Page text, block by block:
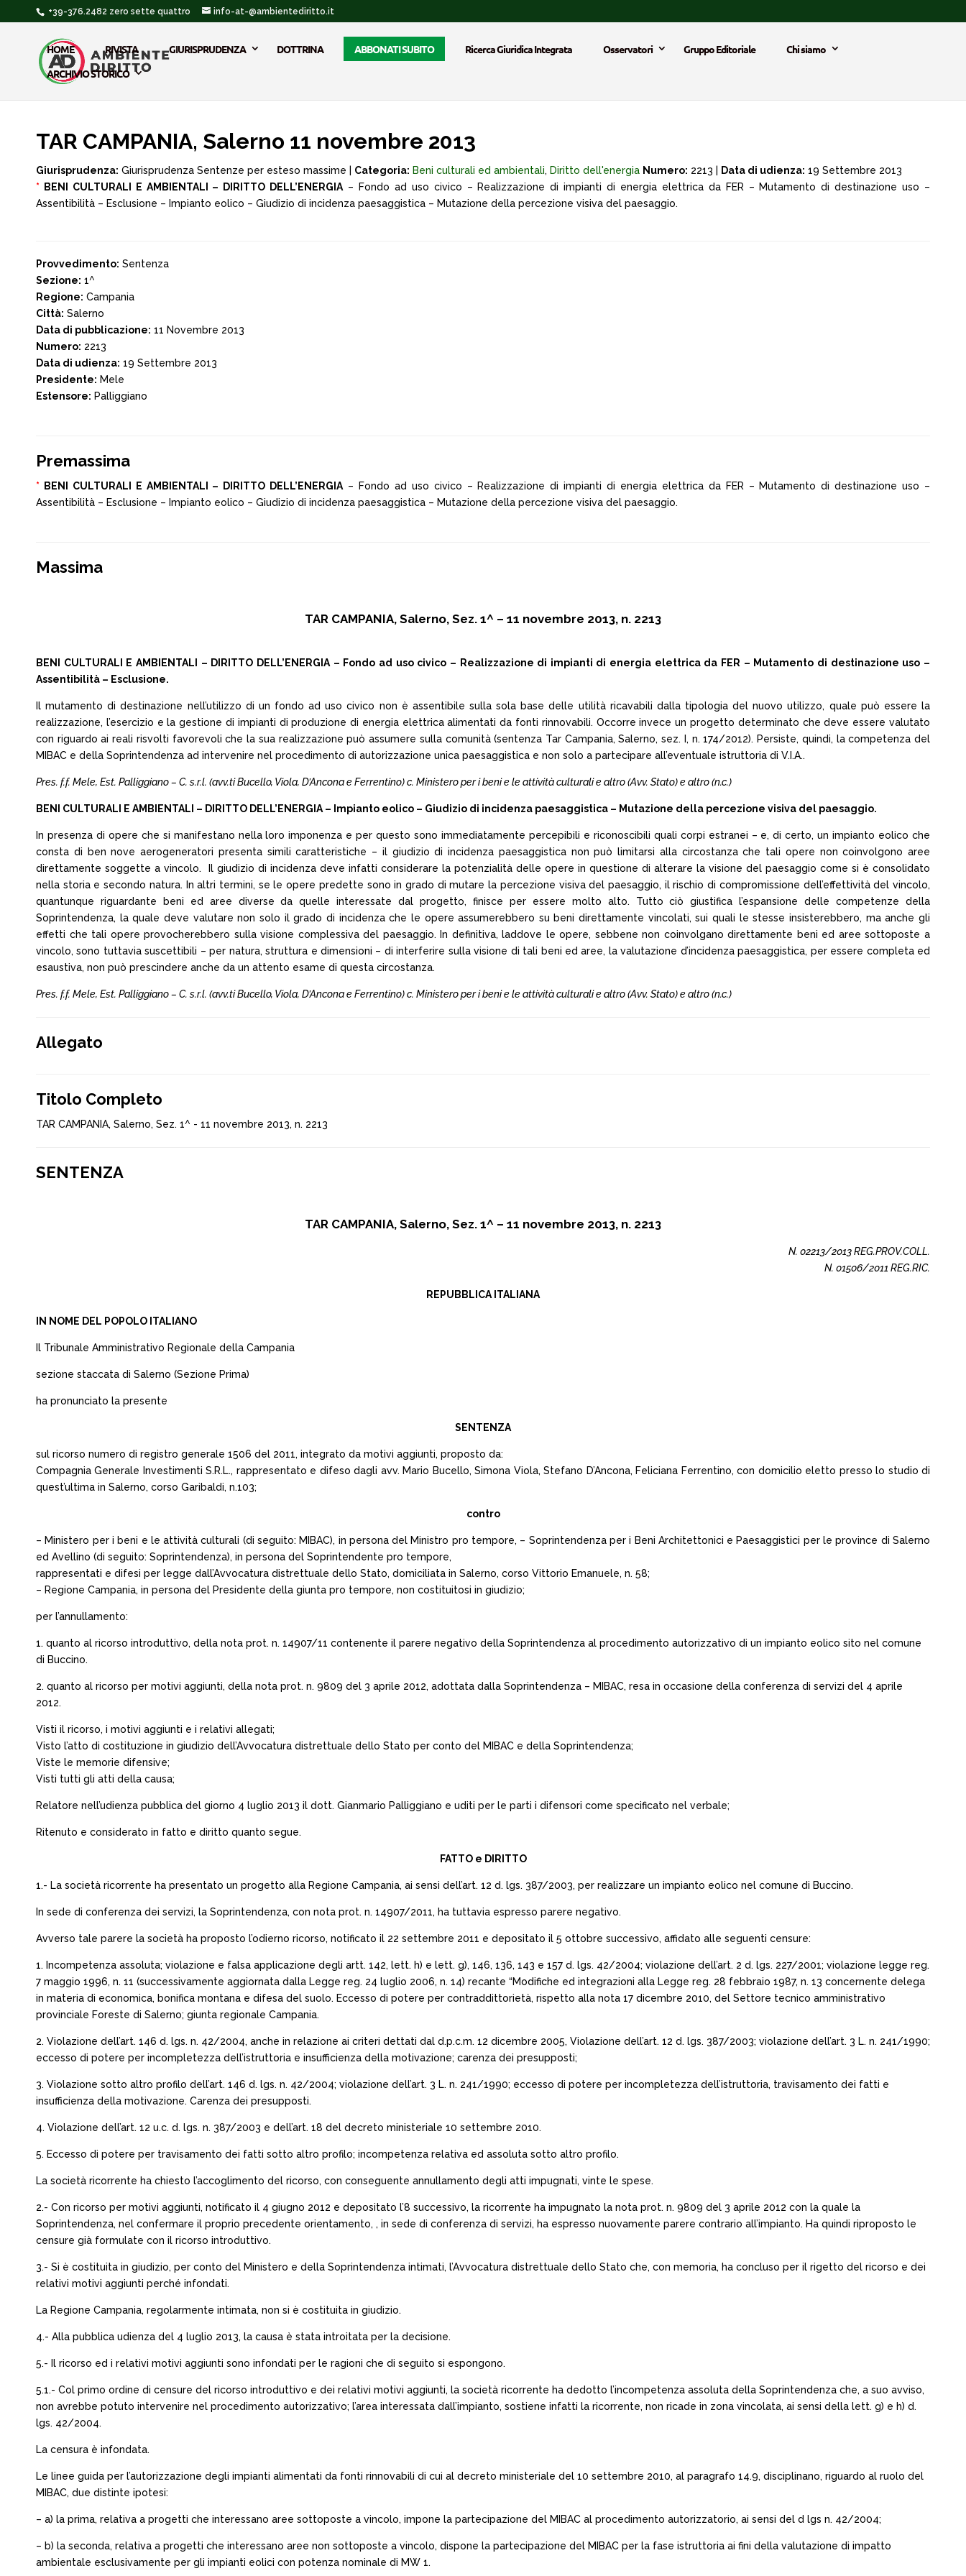
+39-376.2482 zero sette quattro info-at-@ambientediritto.it
HOME RIVISTA GIURISPRUDENZA DOTTRINA ABBONATI SUBITO Ricerca Giuridica Integrata Osservatori Gruppo Editoriale
Chi siamo
ARCHIVIO STORICO
TAR CAMPANIA, Salerno 11 novembre 2013
Giurisprudenza: Giurisprudenza Sentenze per esteso massime | Categoria: Beni culturali ed ambientali, Diritto dell'energia Numero: 2213 | Data di udienza: 19 Settembre 2013
*
BENI CULTURALI E AMBIENTALI – DIRITTO DELL’ENERGIA – Fondo ad uso civico – Realizzazione di impianti di energia elettrica da FER – Mutamento di destinazione uso –
Assentibilità – Esclusione – Impianto eolico – Giudizio di incidenza paesaggistica – Mutazione della percezione visiva del paesaggio.
Provvedimento: Sentenza
Sezione: 1^
Regione: Campania
Città: Salerno
Data di pubblicazione: 11 Novembre 2013
Numero: 2213
Data di udienza: 19 Settembre 2013
Presidente: Mele
Estensore: Palliggiano
Premassima
* BENI CULTURALI E AMBIENTALI – DIRITTO DELL’ENERGIA – Fondo ad uso civico – Realizzazione di impianti di energia elettrica da FER – Mutamento di destinazione uso –
Assentibilità – Esclusione – Impianto eolico – Giudizio di incidenza paesaggistica – Mutazione della percezione visiva del paesaggio.
Massima
TAR CAMPANIA, Salerno, Sez. 1^ – 11 novembre 2013, n. 2213
BENI CULTURALI E AMBIENTALI – DIRITTO DELL’ENERGIA – Fondo ad uso civico – Realizzazione di impianti di energia elettrica da FER – Mutamento di destinazione uso –
Assentibilità – Esclusione.
Il mutamento di destinazione nell’utilizzo di un fondo ad uso civico non è assentibile sulla sola base delle utilità ricavabili dalla tipologia del nuovo utilizzo, quale può essere la
realizzazione, l’esercizio e la gestione di impianti di produzione di energia elettrica alimentati da fonti rinnovabili. Occorre invece un progetto determinato che deve essere valutato
con riguardo ai reali risvolti favorevoli che la sua realizzazione può assumere sulla comunità (sentenza Tar Campania, Salerno, sez. I, n. 174/2012). Persiste, quindi, la competenza del
MIBAC e della Soprintendenza ad intervenire nel procedimento di autorizzazione unica paesaggistica e non solo a partecipare all’eventuale istruttoria di V.I.A..
Pres. f.f. Mele, Est. Palliggiano – C. s.r.l. (avv.ti Bucello, Viola, D’Ancona e Ferrentino) c. Ministero per i beni e le attività culturali e altro (Avv. Stato) e altro (n.c.)
BENI CULTURALI E AMBIENTALI – DIRITTO DELL’ENERGIA – Impianto eolico – Giudizio di incidenza paesaggistica – Mutazione della percezione visiva del paesaggio.
In presenza di opere che si manifestano nella loro imponenza e per questo sono immediatamente percepibili e riconoscibili quali corpi estranei – e, di certo, un impianto eolico che
consta di ben nove aerogeneratori presenta simili caratteristiche – il giudizio di incidenza paesaggistica non può limitarsi alla circostanza che tali opere non coinvolgono aree
direttamente soggette a vincolo. Il giudizio di incidenza deve infatti considerare la potenzialità delle opere in questione di alterare la visione del paesaggio come si è consolidato
nella storia e secondo natura. In altri termini, se le opere predette sono in grado di mutare la percezione visiva del paesaggio, il rischio di compromissione dell’effettività del vincolo,
quantunque riguardante beni ed aree diverse da quelle interessate dal progetto, finisce per essere molto alto. Tutto ciò giustifica l’espansione delle competenze della
Soprintendenza, la quale deve valutare non solo il grado di incidenza che le opere assumerebbero su beni direttamente vincolati, sui quali le stesse insisterebbero, ma anche gli
effetti che tali opere provocherebbero sulla visione complessiva del paesaggio. In definitiva, laddove le opere, sebbene non coinvolgano direttamente beni ed aree sottoposte a
vincolo, sono tuttavia suscettibili – per natura, struttura e dimensioni – di interferire sulla visione di tali beni ed aree, la valutazione d’incidenza paesaggistica, per essere completa ed
esaustiva, non può prescindere anche da un attento esame di questa circostanza.
Pres. f.f. Mele, Est. Palliggiano – C. s.r.l. (avv.ti Bucello, Viola, D’Ancona e Ferrentino) c. Ministero per i beni e le attività culturali e altro (Avv. Stato) e altro (n.c.)
Allegato
Titolo Completo
TAR CAMPANIA, Salerno, Sez. 1^ - 11 novembre 2013, n. 2213
SENTENZA
TAR CAMPANIA, Salerno, Sez. 1^ – 11 novembre 2013, n. 2213
N. 02213/2013 REG.PROV.COLL.
N. 01506/2011 REG.RIC.
REPUBBLICA ITALIANA
IN NOME DEL POPOLO ITALIANO
Il Tribunale Amministrativo Regionale della Campania
sezione staccata di Salerno (Sezione Prima)
ha pronunciato la presente
SENTENZA
sul ricorso numero di registro generale 1506 del 2011, integrato da motivi aggiunti, proposto da:
Compagnia Generale Investimenti S.R.L., rappresentato e difeso dagli avv. Mario Bucello, Simona Viola, Stefano D’Ancona, Feliciana Ferrentino, con domicilio eletto presso lo studio di
quest’ultima in Salerno, corso Garibaldi, n.103;
contro
– Ministero per i beni e le attività culturali (di seguito: MIBAC), in persona del Ministro pro tempore, – Soprintendenza per i Beni Architettonici e Paesaggistici per le province di Salerno
ed Avellino (di seguito: Soprintendenza), in persona del Soprintendente pro tempore,
rappresentati e difesi per legge dall’Avvocatura distrettuale dello Stato, domiciliata in Salerno, corso Vittorio Emanuele, n. 58;
– Regione Campania, in persona del Presidente della giunta pro tempore, non costituitosi in giudizio;
per l’annullamento:
1. quanto al ricorso introduttivo, della nota prot. n. 14907/11 contenente il parere negativo della Soprintendenza al procedimento autorizzativo di un impianto eolico sito nel comune
di Buccino.
2. quanto al ricorso per motivi aggiunti, della nota prot. n. 9809 del 3 aprile 2012, adottata dalla Soprintendenza – MIBAC, resa in occasione della conferenza di servizi del 4 aprile
2012.
Visti il ricorso, i motivi aggiunti e i relativi allegati;
Visto l’atto di costituzione in giudizio dell’Avvocatura distrettuale dello Stato per conto del MIBAC e della Soprintendenza;
Viste le memorie difensive;
Visti tutti gli atti della causa;
Relatore nell’udienza pubblica del giorno 4 luglio 2013 il dott. Gianmario Palliggiano e uditi per le parti i difensori come specificato nel verbale;
Ritenuto e considerato in fatto e diritto quanto segue.
FATTO e DIRITTO
1.- La società ricorrente ha presentato un progetto alla Regione Campania, ai sensi dell’art. 12 d. lgs. 387/2003, per realizzare un impianto eolico nel comune di Buccino.
In sede di conferenza dei servizi, la Soprintendenza, con nota prot. n. 14907/2011, ha tuttavia espresso parere negativo.
Avverso tale parere la società ha proposto l’odierno ricorso, notificato il 22 settembre 2011 e depositato il 5 ottobre successivo, affidato alle seguenti censure:
1. Incompetenza assoluta; violazione e falsa applicazione degli artt. 142, lett. h) e lett. g), 146, 136, 143 e 157 d. lgs. 42/2004; violazione dell’art. 2 d. lgs. 227/2001; violazione legge reg.
7 maggio 1996, n. 11 (successivamente aggiornata dalla Legge reg. 24 luglio 2006, n. 14) recante “Modifiche ed integrazioni alla Legge reg. 28 febbraio 1987, n. 13 concernente delega
in materia di economica, bonifica montana e difesa del suolo. Eccesso di potere per contraddittorietà, rispetto alla nota 17 dicembre 2010, del Settore tecnico amministrativo
provinciale Foreste di Salerno; giunta regionale Campania.
2. Violazione dell’art. 146 d. lgs. n. 42/2004, anche in relazione ai criteri dettati dal d.p.c.m. 12 dicembre 2005, Violazione dell’art. 12 d. lgs. 387/2003; violazione dell’art. 3 L. n. 241/1990;
eccesso di potere per incompletezza dell’istruttoria e insufficienza della motivazione; carenza dei presupposti;
3. Violazione sotto altro profilo dell’art. 146 d. lgs. n. 42/2004; violazione dell’art. 3 L. n. 241/1990; eccesso di potere per incompletezza dell’istruttoria, travisamento dei fatti e
insufficienza della motivazione. Carenza dei presupposti.
4. Violazione dell’art. 12 u.c. d. lgs. n. 387/2003 e dell’art. 18 del decreto ministeriale 10 settembre 2010.
5. Eccesso di potere per travisamento dei fatti sotto altro profilo; incompetenza relativa ed assoluta sotto altro profilo.
La società ricorrente ha chiesto l’accoglimento del ricorso, con conseguente annullamento degli atti impugnati, vinte le spese.
2.- Con ricorso per motivi aggiunti, notificato il 4 giugno 2012 e depositato l’8 successivo, la ricorrente ha impugnato la nota prot. n. 9809 del 3 aprile 2012 con la quale la
Soprintendenza, nel confermare il proprio precedente orientamento, , in sede di conferenza di servizi, ha espresso nuovamente parere contrario all’impianto. Ha quindi riproposto le
censure già formulate con il ricorso introduttivo.
3.- Si è costituita in giudizio, per conto del Ministero e della Soprintendenza intimati, l’Avvocatura distrettuale dello Stato che, con memoria, ha concluso per il rigetto del ricorso e dei
relativi motivi aggiunti perché infondati.
La Regione Campania, regolarmente intimata, non si è costituita in giudizio.
4.- Alla pubblica udienza del 4 luglio 2013, la causa è stata introitata per la decisione.
5.- Il ricorso ed i relativi motivi aggiunti sono infondati per le ragioni che di seguito si espongono.
5.1.- Col primo ordine di censure del ricorso introduttivo e dei relativi motivi aggiunti, la società ricorrente ha dedotto l’incompetenza assoluta della Soprintendenza che, a suo avviso,
non avrebbe potuto intervenire nel procedimento autorizzativo; l’area interessata dall’impianto, sostiene infatti la ricorrente, non ricade in zona vincolata, ai sensi della lett. g) e h) d.
lgs. 42/2004.
La censura è infondata.
Le linee guida per l’autorizzazione degli impianti alimentati da fonti rinnovabili di cui al decreto ministeriale del 10 settembre 2010, al paragrafo 14.9, disciplinano, riguardo al ruolo del
MIBAC, due distinte ipotesi:
– a) la prima, relativa a progetti che interessano aree sottoposte a vincolo, impone la partecipazione del MIBAC al procedimento autorizzatorio, ai sensi del d lgs n. 42/2004;
– b) la seconda, relativa a progetti che interessano aree non sottoposte a vincolo, dispone la partecipazione del MIBAC per la fase istruttoria ai fini della valutazione di impatto
ambientale esclusivamente per gli impianti eolici con potenza nominale di MW 1.